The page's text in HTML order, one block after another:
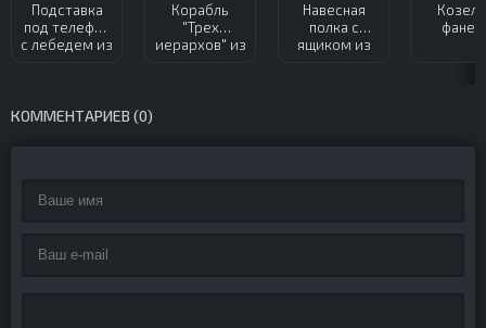
Подставка
под телефон
с лебедем из
Корабль
"Трех
иерархов" из
Навесная
полка с
ящиком из
Козел
КОММЕНТАРИЕВ (0)